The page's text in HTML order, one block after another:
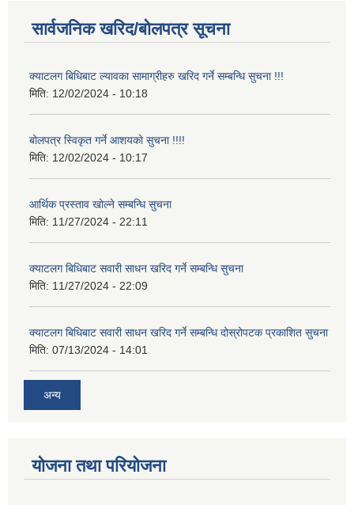
सार्वजनिक खरिद/बोलपत्र सूचना
क्याटलग बिधिबाट ल्यावका सामाग्रीहरु खरिद गर्ने सम्बन्धि सुचना !!!
मिति: 12/02/2024 - 10:18
बोलपत्र स्विकृत गर्ने आशयको सुचना !!!!
मिति: 12/02/2024 - 10:17
आर्थिक प्रस्ताव खोल्ने सम्बन्धि सुचना
मिति: 11/27/2024 - 22:11
क्याटलग बिधिबाट सवारी साधन खरिद गर्ने सम्बन्धि सुचना
मिति: 11/27/2024 - 22:09
क्याटलग बिधिबाट सवारी साधन खरिद गर्ने सम्बन्धि दोस्रोपटक प्रकाशित सुचना
मिति: 07/13/2024 - 14:01
अन्य
योजना तथा परियोजना